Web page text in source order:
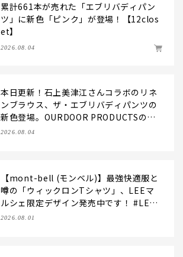
累計661本が売れた「エブリバディパン
ツ」に新色「ピンク」が登場！【12clos
et】
2026.08.04
本日更新！石上美津江さんコラボのリネ
ンブラウス、ザ・エブリバディパンツの
新色登場。OURDOOR PRODUCTSの別
注バッグもおしゃれにお役立ち！【LEE
2026.08.04
【mont-bell (モンベル)】最強快適服と
噂の「ウィックロンTシャツ」、LEEマ
ルシェ限定デザイン発売中です！ #LEE
マルシェ
2026.08.01